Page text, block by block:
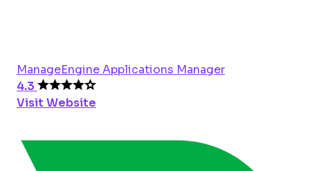
ManageEngine Applications Manager
4.3
Visit Website